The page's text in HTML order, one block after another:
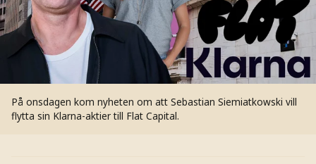
På onsdagen kom nyheten om att Sebastian Siemiatkowski vill
flytta sin Klarna-aktier till Flat Capital.